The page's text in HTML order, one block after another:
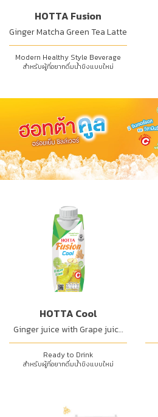
HOTTA Fusion
Ginger Matcha Green Tea Latte
Modern Healthy Style Beverage
สำหรับผู้ที่อยากดื่มน้ำขิงแบบใหม่
HOTTA Cool
Ginger juice with Grape juice
and Lime Juice
Ready to Drink
สำหรับผู้ที่อยากดื่มน้ำขิงแบบใหม่